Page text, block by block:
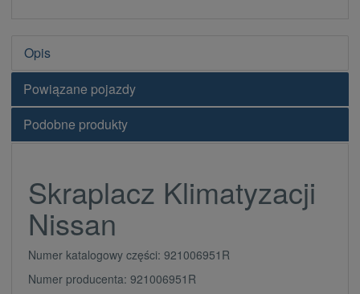
Opis
Powiązane pojazdy
Podobne produkty
Skraplacz Klimatyzacji
Nissan
Numer katalogowy części: 921006951R
Numer producenta: 921006951R